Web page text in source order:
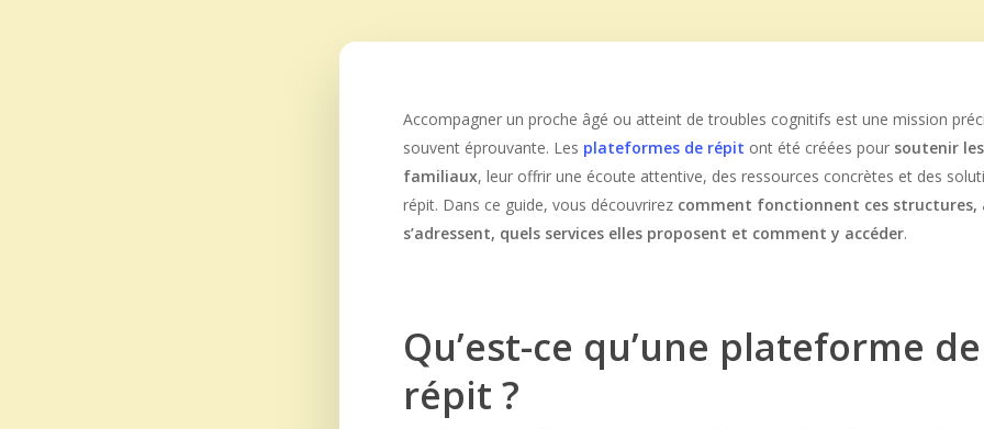
Accompagner un proche âgé ou atteint de troubles cognitifs est une mission
souvent éprouvante. Les plateformes de répit ont été créées pour soutenir
familiaux, leur offrir une écoute attentive, des ressources concrètes et des
répit. Dans ce guide, vous découvrirez comment fonctionnent ces structures,
s’adressent, quels services elles proposent et comment y accéder.
Qu’est-ce qu’une plateforme de
répit ?